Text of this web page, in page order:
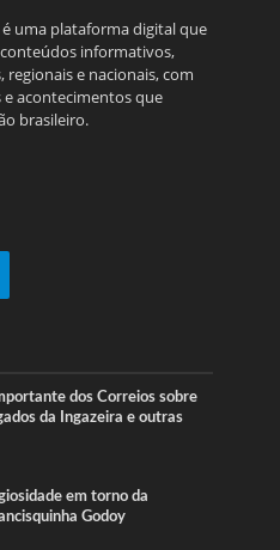
uma plataforma digital que
informativos,
e nacionais, com
e acontecimentos que
brasileiro.
dos Correios sobre
da Ingazeira e outras
em torno da
Godoy